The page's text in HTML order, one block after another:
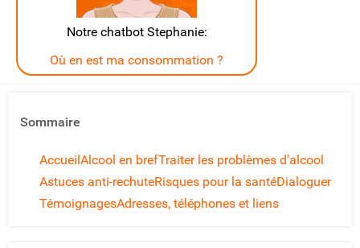
Notre chatbot Stephanie:
Où en est ma consommation ?
Sommaire
Accueil Alcool en brefTraiter les problèmes d'alcool
Astuces anti-rechuteRisques pour la santéDialoguer
TémoignagesAdresses, téléphones et liens